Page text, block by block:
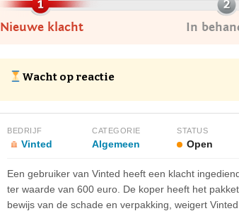
Nieuwe klacht In
Wacht op reactie
BEDRIJF
Vinted
CATEGORIE
Algemeen
STATUS
Open
Een gebruiker van Vinted heeft een klacht
ter waarde van 600 euro. De koper heeft het
bewijs van de schade en verpakking, weigert